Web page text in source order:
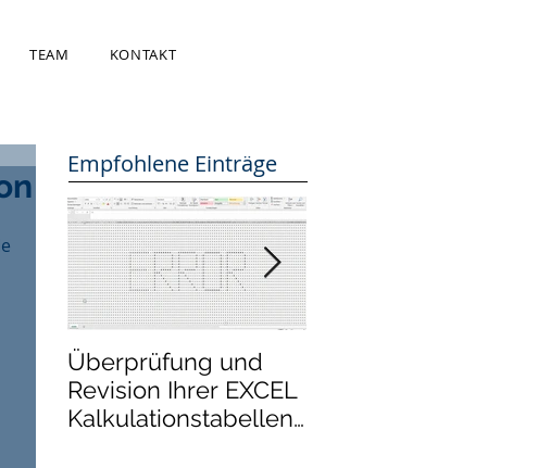
TEAM KONTAKT
Empfohlene Einträge
Überprüfung und
Revision Ihrer EXCEL
Kalkulationstabellen